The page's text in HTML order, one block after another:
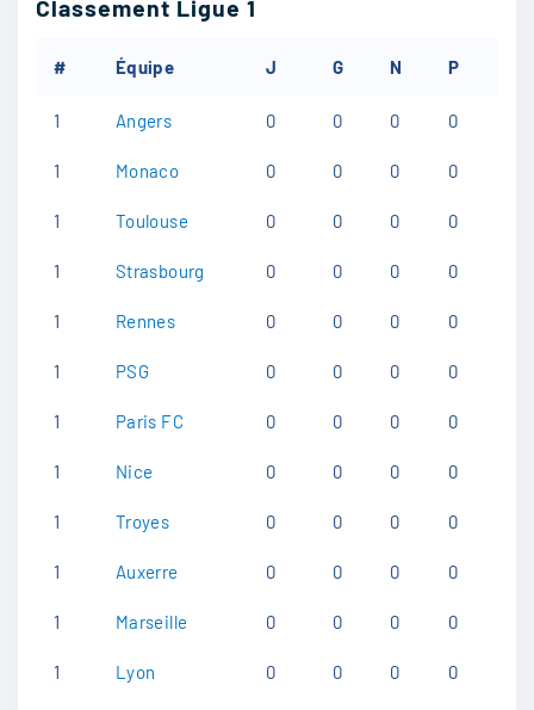
Classement Ligue 1
# Équipe J G N P
1 Angers 0 0 0 0
1 Monaco 0 0 0 0
1 Toulouse 0 0 0 0
1 Strasbourg 0 0 0 0
1 Rennes 0 0 0 0
1 PSG 0 0 0 0
1 Paris FC 0 0 0 0
1 Nice 0 0 0 0
1 Troyes 0 0 0 0
1 Auxerre 0 0 0 0
1 Marseille 0 0 0 0
1 Lyon 0 0 0 0